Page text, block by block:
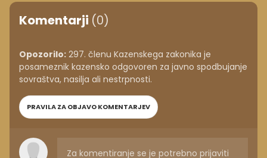
Komentarji (0)
Opozorilo: 297. členu Kazenskega zakonika je
posameznik kazensko odgovoren za javno spodbujanje
sovraštva, nasilja ali nestrpnosti.
PRAVILA ZA OBJAVO KOMENTARJEV